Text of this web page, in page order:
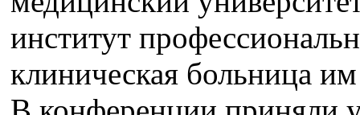
институт
клиническая больница